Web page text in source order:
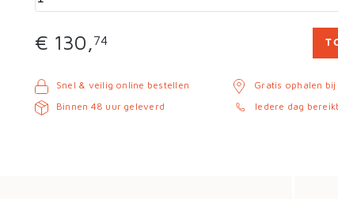
€ 130,74
Snel & veilig online bestellen
Binnen 48 uur geleverd
Gratis ophalen bij
Iedere dag